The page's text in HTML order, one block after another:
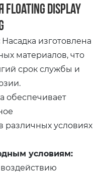
Display
Насадка изготовлена
материалов, что
срок службы и
обеспечивает
условиях
условиям: